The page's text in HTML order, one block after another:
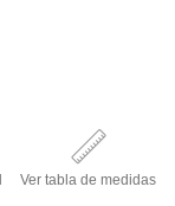
Ver tabla de medidas